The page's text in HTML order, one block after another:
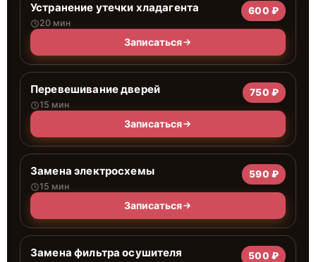
Устранение утечки хладагента
20 мин
600 ₽
Записаться
Перевешивание дверей
15 мин
750 ₽
Записаться
Замена электросхемы
15 мин
590 ₽
Записаться
Замена фильтра осушителя 500 ₽